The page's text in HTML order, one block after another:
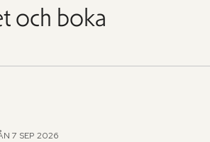
och boka
7 SEP 2026